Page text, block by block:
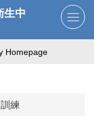
生中
Homepage
練